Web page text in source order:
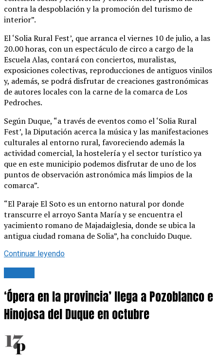
contra la despoblación y la promoción del turismo de
interior”.
El ‘Solia Rural Fest’, que arranca el viernes 10 de julio, a las
20.00 horas, con un espectáculo de circo a cargo de la
Escuela Alas, contará con conciertos, muralistas,
exposiciones colectivas, reproducciones de antiguos vinilos
y, además, se podrá disfrutar de creaciones gastronómicas
de autores locales con la carne de la comarca de Los
Pedroches.
Según Duque, “a través de eventos como el ‘Solia Rural
Fest’, la Diputación acerca la música y las manifestaciones
culturales al entorno rural, favoreciendo además la
actividad comercial, la hostelería y el sector turístico ya
que en este municipio podemos disfrutar de uno de los
puntos de observación astronómica más limpios de la
comarca”.
“El Paraje El Soto es un entorno natural por donde
transcurre el arroyo Santa María y se encuentra el
yacimiento romano de Majadaiglesia, donde se ubica la
antigua ciudad romana de Solia”, ha concluido Duque.
Continuar leyendo
‘Ópera en la provincia’ llega a Pozoblanco e
Hinojosa del Duque en octubre